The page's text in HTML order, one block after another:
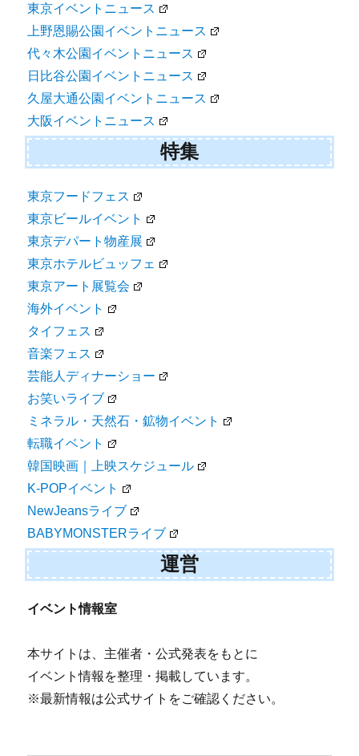
東京イベントニュース
上野恩賜公園イベントニュース
代々木公園イベントニュース
日比谷公園イベントニュース
久屋大通公園イベントニュース
大阪イベントニュース
特集
東京フードフェス
東京ビールイベント
東京デパート物産展
東京ホテルビュッフェ
東京アート展覧会
海外イベント
タイフェス
音楽フェス
芸能人ディナーショー
お笑いライブ
ミネラル・天然石・鉱物イベント
転職イベント
韓国映画｜上映スケジュール
K-POPイベント
NewJeansライブ
BABYMONSTERライブ
運営
イベント情報室
本サイトは、主催者・公式発表をもとに
イベント情報を整理・掲載しています。
※最新情報は公式サイトをご確認ください。